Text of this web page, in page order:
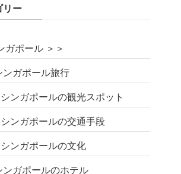
リー
ガポール ＞＞
ンガポール旅行
シンガポールの観光スポット
シンガポールの交通手段
シンガポールの文化
ンガポールのホテル